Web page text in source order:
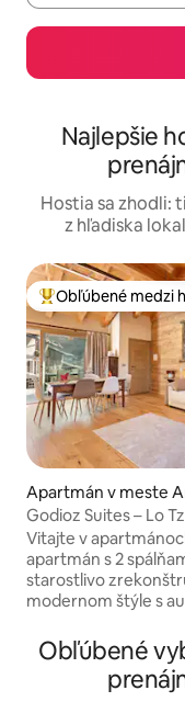
Najlepšie
Hostia sa zhodli:
z hľadiska
Najobľúbenejšie
Obľúbené medzi
Apartmán v meste
Godioz Suites – Lo
Vitajte v
apartmán s 2
starostlivo
modernom štýle s
detailmi. Jeho silnou stránkou je
pôvodný obnovený
domu, vďaka
Obľúbené